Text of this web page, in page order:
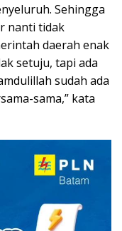
Sehingga
nanti tidak
daerah enak
setuju, tapi ada
sudah ada
sama,” kata